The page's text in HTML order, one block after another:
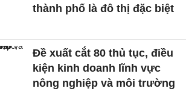
thành phố là đô thị đặc biệt
Đề xuất cắt 80 thủ tục, điều
kiện kinh doanh lĩnh vực
nông nghiệp và môi trường